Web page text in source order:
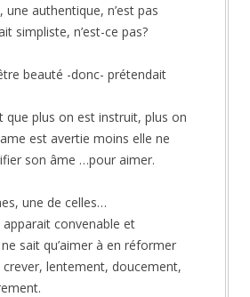
authentique, n’est pas
simpliste, n’est-ce pas?
beauté -donc- prétendait
que plus on est instruit, plus on
est avertie moins elle ne
son âme …pour aimer.
une de celles…
convenable et
sait qu’aimer à en réformer
crever, lentement, doucement,